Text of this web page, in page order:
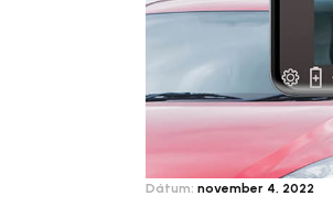
Dátum: november 4, 2022